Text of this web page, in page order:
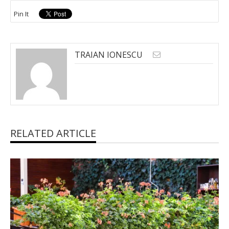
Pin It
TRAIAN IONESCU
RELATED ARTICLE